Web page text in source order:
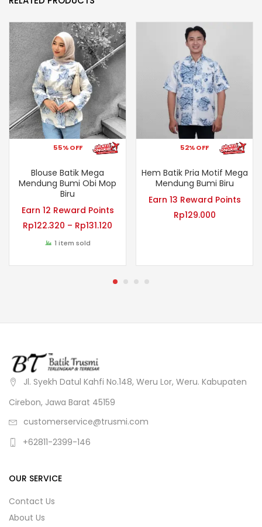
55% OFF
Blouse Batik Mega
Mendung Bumi Obi Mop
Biru
Earn 12 Reward Points
Rp122.320 – Rp131.120
1 item sold
52% OFF
Hem Batik Pria Motif Mega
Mendung Bumi Biru
Earn 13 Reward Points
Rp129.000
Jl. Syekh Datul Kahfi No.148, Weru Lor, Weru. Kabupaten
Cirebon, Jawa Barat 45159
customerservice@trusmi.com
+62811-2399-146
OUR SERVICE
Contact Us
About Us